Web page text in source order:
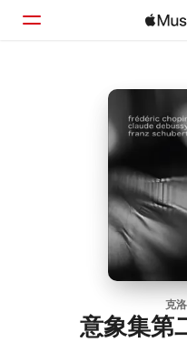
克
意象集第